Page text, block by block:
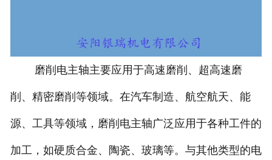
磨削电主轴主要应用于高速磨削、超高速磨
削、精密磨削等领域。在汽车制造、航空航天、能
源、工具等领域，磨削电主轴广泛应用于各种工件的
加工，如硬质合金、陶瓷、玻璃等。与其他类型的电